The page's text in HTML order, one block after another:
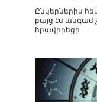
Ընկերներիս
բայց էս անգամ
հրավիրեցի